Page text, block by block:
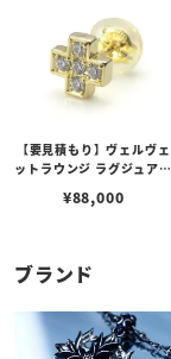
【要見積もり】ヴェルヴェ
ットラウンジ ラグジュアリ
K18/ダイヤモンド
¥88,000
ブランド